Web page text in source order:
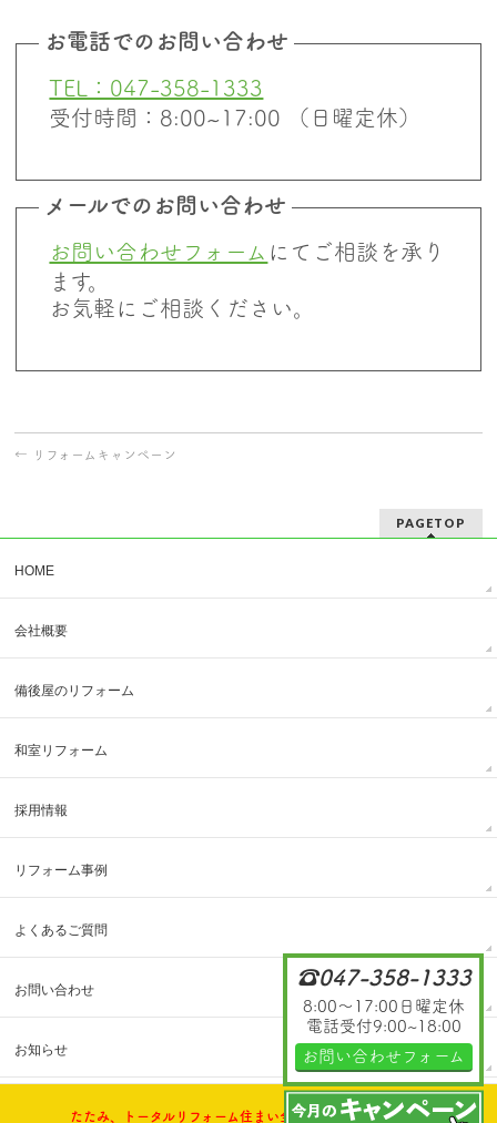
お電話でのお問い合わせ
TEL：047-358-1333
受付時間：8:00~17:00 （日曜定休）
メールでのお問い合わせ
お問い合わせフォーム にてご相談を承り
ます。
お気軽にご相談ください。
← リフォームキャンペーン
PAGETOP
HOME
会社概要
備後屋のリフォーム
和室リフォーム
採用情報
リフォーム事例
よくあるご質問
お問い合わせ
お知らせ
たたみ、トータルリフォーム住まい全般のご相談承ります
☎047-358-1333
8:00～17:00日曜定休
電話受付9:00~18:00
お問い合わせフォーム